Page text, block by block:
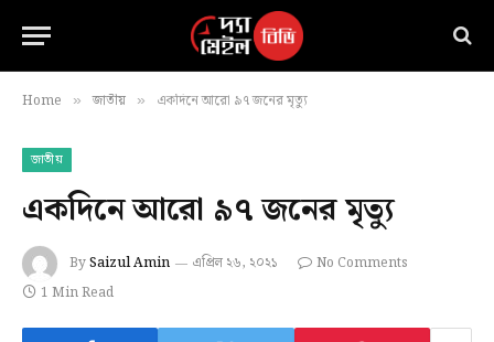
Home » জাতীয় » একদিনে আরো ৯৭ জনের মৃত্যু
জাতীয়
একদিনে আরো ৯৭ জনের মৃত্যু
BySaizul Amin এপ্রিল ২৬, ২০২১
No Comments
1 Min Read